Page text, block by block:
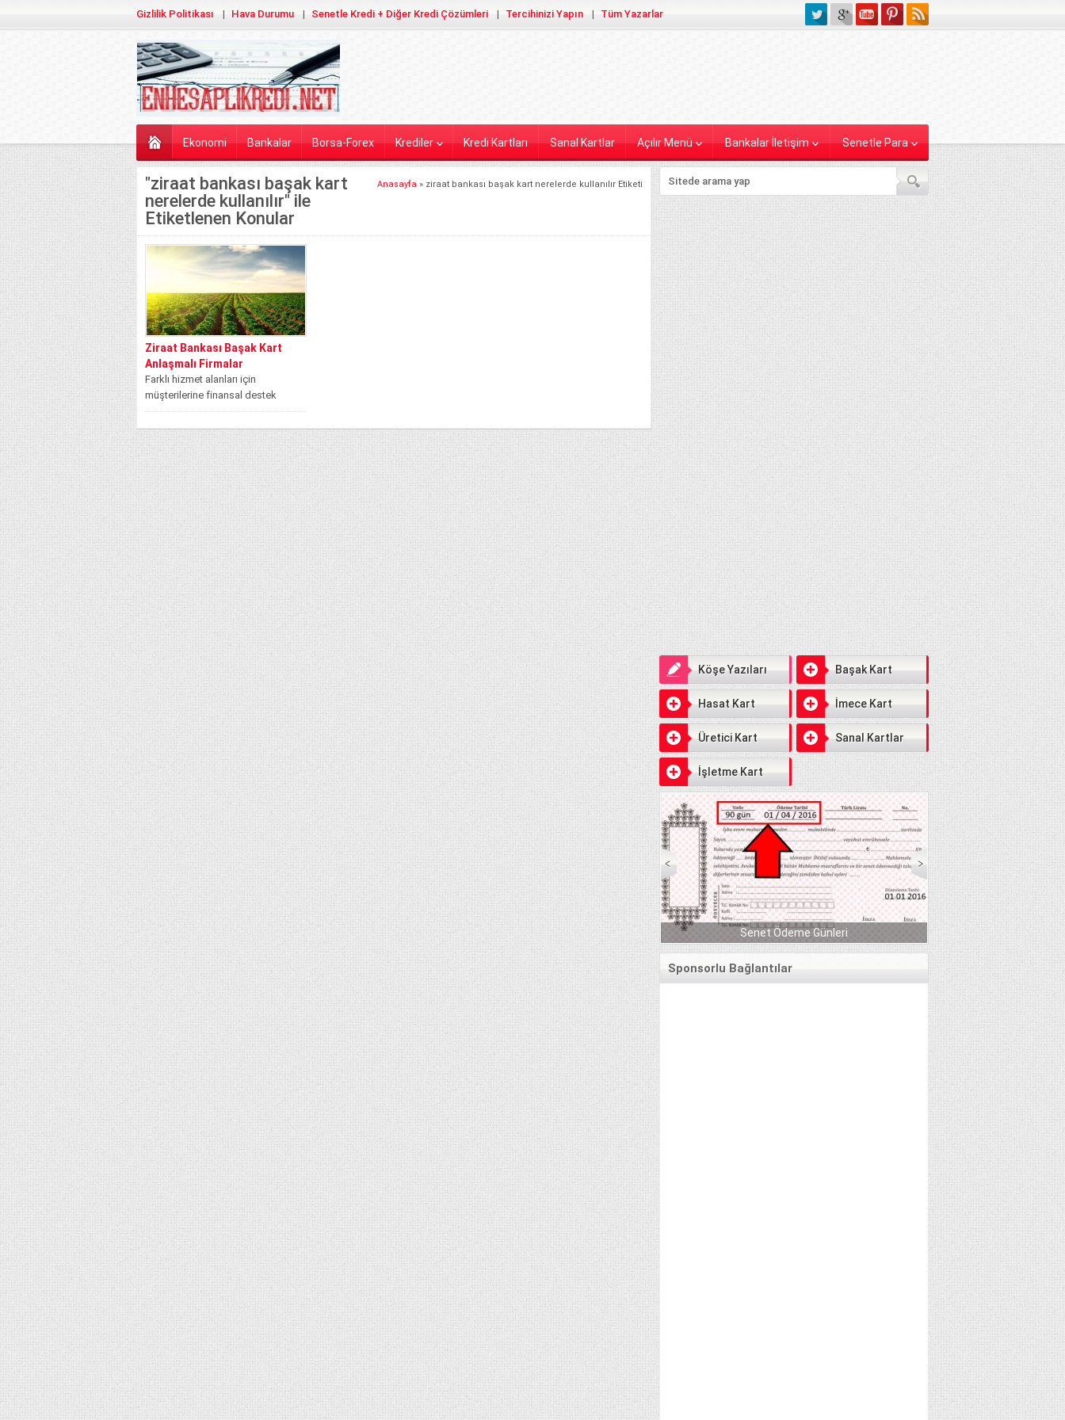
Gizlilik Politikası Hava Durumu Senetle Kredi + Diğer Kredi Çözümleri Tercihinizi Yapın Tüm Yazarlar
Ekonomi Bankalar Borsa-Forex Krediler Kredi Kartları Sanal Kartlar Açılır Menü Bankalar İletişim Senetle Para
Anasayfa » ziraat bankası başak kart nerelerde kullanılır Etiketi
"ziraat bankası başak kart
nerelerde kullanılır" ile
Etiketlenen Konular
Ziraat Bankası Başak Kart
Anlaşmalı Firmalar
Farklı hizmet alanları için
müşterilerine finansal destek
sağlayan Ziraat Bankası tarımsal
faaliyetler içinde yer alan...
Köşe Yazıları Başak Kart
Hasat Kart İmece Kart
Üretici Kart Sanal Kartlar
İşletme Kart
Senet Ödeme Günleri
Serbest Piyasada Fındık Fiyatları 2018 DE YÜZLER
GÜLER:)
Sponsorlu Bağlantılar